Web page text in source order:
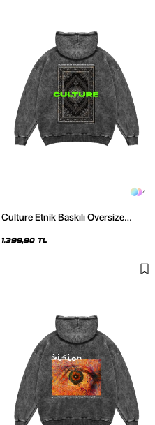
4
Culture Etnik Baskılı Oversize
Hoodie
1.399,90 TL